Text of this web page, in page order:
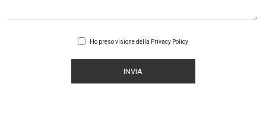
Ho preso visione della Privacy Policy
INVIA